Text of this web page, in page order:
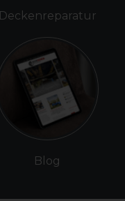
Deckenreparatur
Blog